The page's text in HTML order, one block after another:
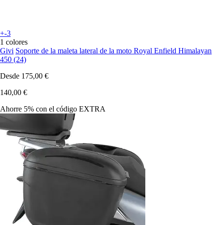
+-3
1 colores
Givi Soporte de la maleta lateral de la moto Royal Enfield Himalayan
450 (24)
Desde 175,00 €
140,00 €
Ahorre 5% con el código EXTRA